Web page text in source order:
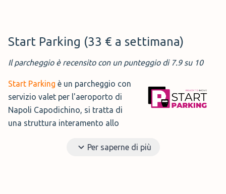
Orario:
In più:Lavaggio Completo, Assistenza Bagagli
Indirizzo: Via Cassano, 67 Casavatore NA
Distanza T1:10 Minuti, 3,3 Km
Start Parking (33 € a settimana)
Il parcheggio è recensito con un punteggio di 7.9 su 10
Start Parking è un parcheggio con
servizio valet per l'aeroporto di
Napoli Capodichino, si tratta di
una struttura interamento allo
grazie alla recinzione presente lungo tutto il perimetro
Per saperne di più